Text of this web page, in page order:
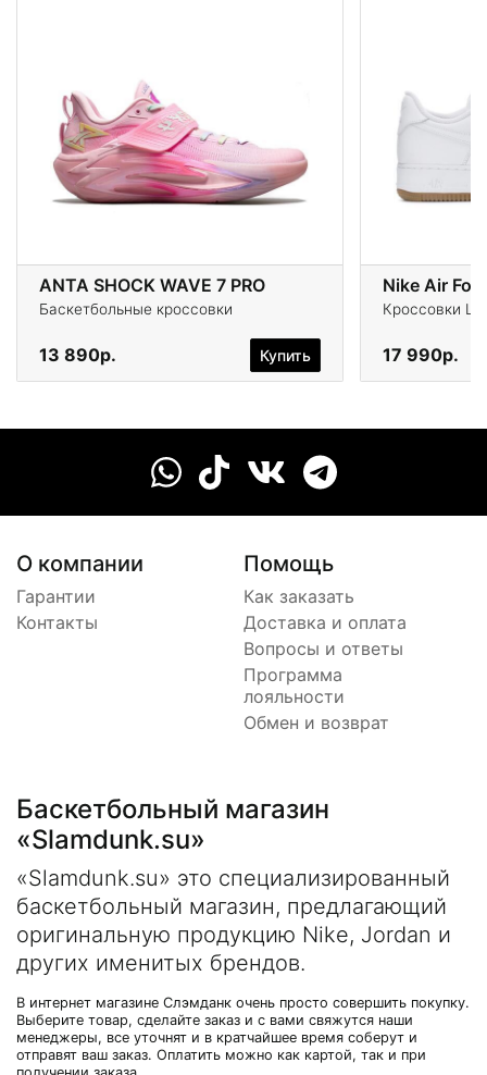
ANTA SHOCK WAVE 7 PRO
Баскетбольные кроссовки
13 890р. Купить
Nike Air
Кроссовки
17 990р.
О компании
Гарантии
Контакты
Помощь
Как заказать
Доставка и оплата
Вопросы и ответы
Программа
лояльности
Обмен и возврат
Баскетбольный магазин
«Slamdunk.su»
«Slamdunk.su» это специализированный
баскетбольный магазин, предлагающий
оригинальную продукцию Nike, Jordan и
других именитых брендов.
В интернет магазине Слэмданк очень просто совершить покупку.
Выберите товар, сделайте заказ и с вами свяжутся наши
менеджеры, все уточнят и в кратчайшее время соберут и
отправят ваш заказ. Оплатить можно как картой, так и при